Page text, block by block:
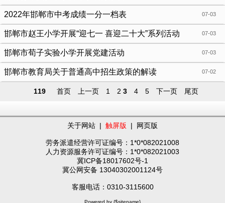
07-03
2022年邯郸市中考成绩一分一档表
07-03
邯郸市赵王小学开展“迎七一 喜迎二十大”系列活动
07-03
邯郸市荀子实验小学开展党建活动
07-02
邯郸市教育局关于普通高中招生政策的解读
119 首页 上一页 1 2 3 4 5 下一页 尾页
关于网站 | 触屏版 | 网页版
劳务派遣经营许可证编号：1*0*082021008
人力资源服务许可证编号：1*0*082021003
冀ICP备18017602号-1
冀公网安备 13040302001124号
客服电话：0310-3115600
Powered by {$sitename}